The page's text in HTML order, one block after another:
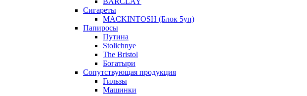
Сигареты
MACKINTOSH (Блок 5уп)
Папиросы
Путина
Stolichnye
The Bristol
Богатыри
Сопутствующая продукция
Гильзы
Машинки